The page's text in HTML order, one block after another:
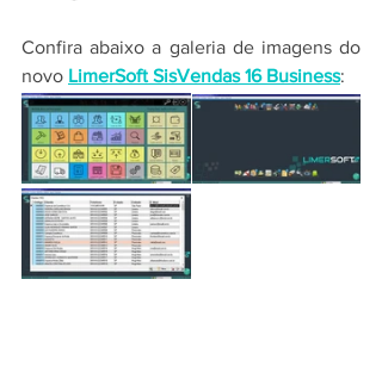
Confira abaixo a galeria de imagens do
novo LimerSoft SisVendas 16 Business: